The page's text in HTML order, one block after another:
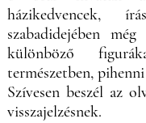
házikedvencek,
szabadidejében
különböző
természetben,
Szívesen beszél az
visszajelzésnek.